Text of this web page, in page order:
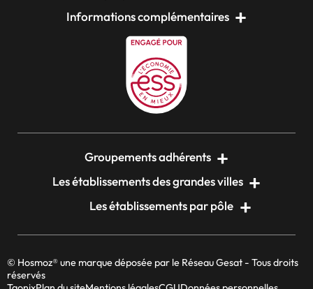
Informations complémentaires
Groupements adhérents
Les établissements des grandes villes
Les établissements par pôle
© Hosmoz® une marque déposée par le Réseau Gesat - Tous droits
réservés